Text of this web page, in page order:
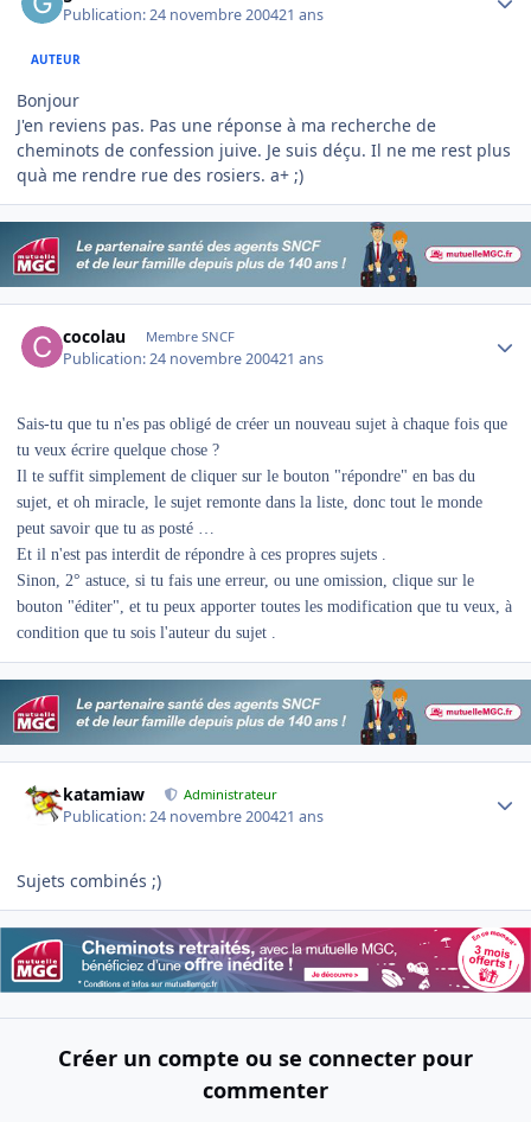
Publication:24 novembre 200421 ans
AUTEUR
Bonjour
J'en reviens pas. Pas une réponse à ma recherche de
cheminots de confession juive. Je suis déçu. Il ne me rest plus
quà me rendre rue des rosiers. a+ ;)
cocolau Membre SNCF
Publication:24 novembre 200421 ans
Sais-tu que tu n'es pas obligé de créer un nouveau sujet à chaque fois que
tu veux écrire quelque chose ?
Il te suffit simplement de cliquer sur le bouton "répondre" en bas du
sujet, et oh miracle, le sujet remonte dans la liste, donc tout le monde
peut savoir que tu as posté …
Et il n'est pas interdit de répondre à ces propres sujets .
Sinon, 2° astuce, si tu fais une erreur, ou une omission, clique sur le
bouton "éditer", et tu peux apporter toutes les modification que tu veux, à
condition que tu sois l'auteur du sujet .
katamiaw Administrateur
Publication:24 novembre 200421 ans
Sujets combinés ;)
Créer un compte ou se connecter pour
commenter